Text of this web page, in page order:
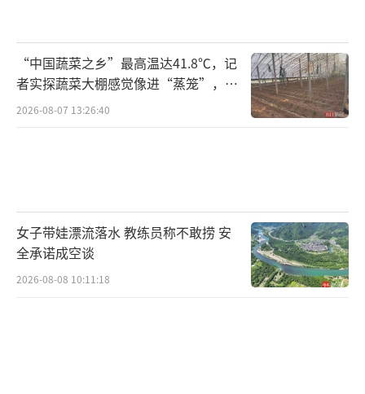
“中国蔬菜之乡”最高温达41.8℃，记
者实探蔬菜大棚感觉像进“蒸笼”，有
村民称只能凌晨两点起来干活
2026-08-07 13:26:40
女子带娃漂流落水 教练员称不敢捞 安
全承诺成空谈
2026-08-08 10:11:18